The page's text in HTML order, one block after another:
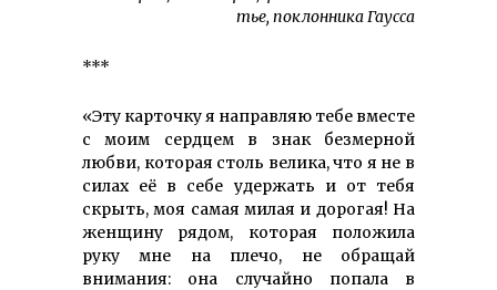
тье, поклонника Гаусса
***
«Эту карточку я направляю тебе вместе
с моим сердцем в знак безмерной
любви, которая столь велика, что я не в
силах её в себе удержать и от тебя
скрыть, моя самая милая и дорогая! На
женщину рядом, которая положила
руку мне на плечо, не обращай
внимания: она случайно попала в